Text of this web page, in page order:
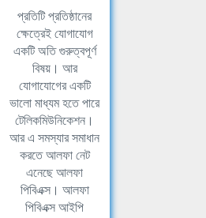
প্রতিটি প্রতিষ্ঠানের
ক্ষেত্রেই যোগাযোগ
একটি অতি গুরুত্বপূর্ণ
বিষয়। আর
যোগাযোগের একটি
ভালো মাধ্যম হতে পারে
টেলিকমিউনিকেশন।
আর এ সমস্যার সমাধান
করতে আলফা নেট
এনেছে আলফা
পিবিএক্স। আলফা
পিবিএক্স আইপি